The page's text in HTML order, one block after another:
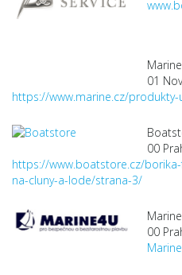
01
https://www.marine.cz/
00
https://www.boatstore.cz/
na-cluny-a-lode/strana-3/
00